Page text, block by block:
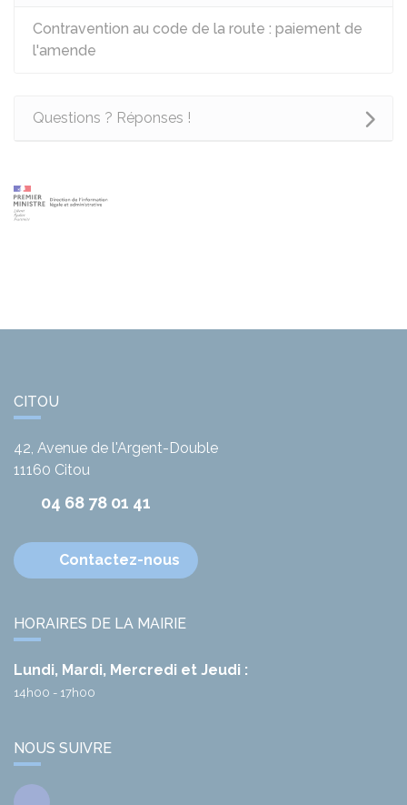
Contravention au code de la route : paiement de
l'amende
Questions ? Réponses !
CITOU
42, Avenue de l'Argent-Double
11160 Citou
04 68 78 01 41
Contactez-nous
HORAIRES DE LA MAIRIE
Lundi, Mardi, Mercredi et Jeudi :
14h00 - 17h00
NOUS SUIVRE